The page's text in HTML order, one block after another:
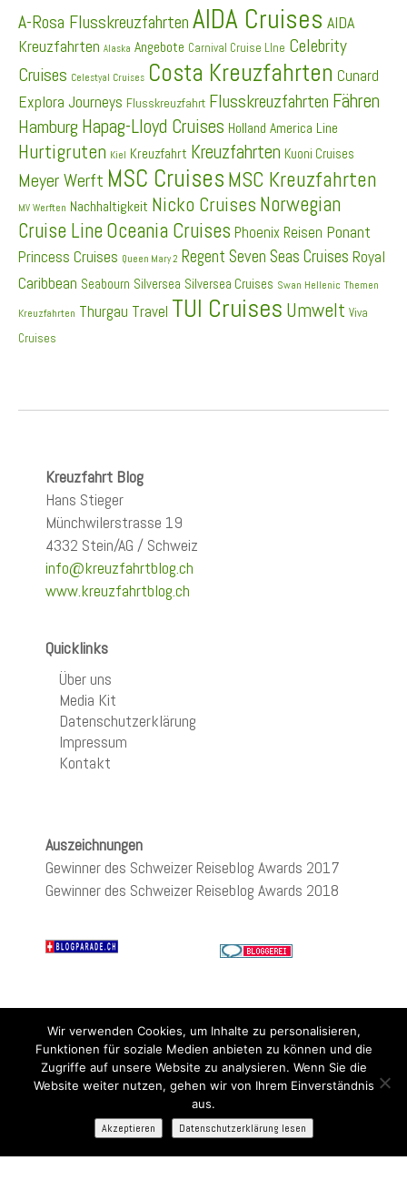
A-Rosa Flusskreuzfahrten AIDA Cruises AIDA
Kreuzfahrten Alaska Angebote Carnival Cruise LIne Celebrity
Cruises Celestyal Cruises Costa Kreuzfahrten Cunard
Explora Journeys Flusskreuzfahrt Flusskreuzfahrten Fähren
Hamburg Hapag-Lloyd Cruises Holland America Line
Hurtigruten Kiel Kreuzfahrt Kreuzfahrten Kuoni Cruises
Meyer Werft MSC Cruises MSC Kreuzfahrten
MV Werften Nachhaltigkeit Nicko Cruises Norwegian
Cruise Line Oceania Cruises Phoenix Reisen Ponant
Princess Cruises Queen Mary 2 Regent Seven Seas Cruises Royal
Caribbean Seabourn Silversea Silversea Cruises Swan Hellenic Themen
Kreuzfahrten Thurgau Travel TUI Cruises Umwelt Viva
Cruises
Kreuzfahrt Blog
Hans Stieger
Münchwilerstrasse 19
4332 Stein/AG / Schweiz
info@kreuzfahrtblog.ch
www.kreuzfahrtblog.ch
Quicklinks
Über uns
Media Kit
Datenschutzerklärung
Impressum
Kontakt
Auszeichnungen
Gewinner des Schweizer Reiseblog Awards 2017
Gewinner des Schweizer Reiseblog Awards 2018
Wir verwenden Cookies, um Inhalte zu personalisieren,
Funktionen für soziale Medien anbieten zu können und die
Zugriffe auf unsere Website zu analysieren. Wenn Sie die
Website weiter nutzen, gehen wir von Ihrem Einverständnis
aus.
Akzeptieren
Datenschutzerklärung lesen